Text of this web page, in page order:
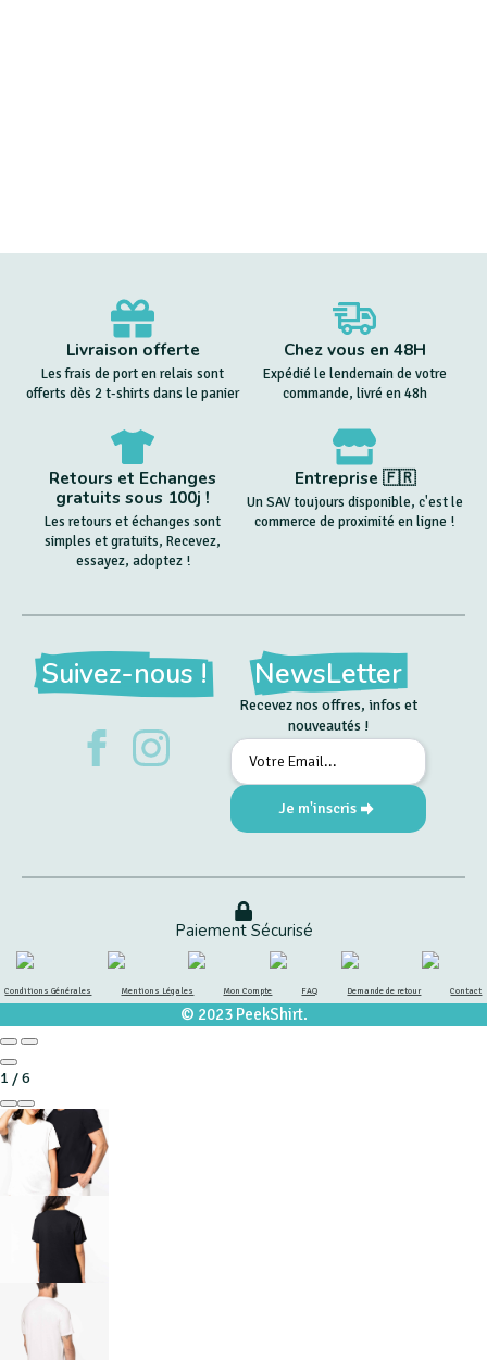
Livraison offerte
Les frais de port en relais sont
offerts dès 2 t-shirts dans le panier
Chez vous en 48H
Expédié le lendemain de votre
commande, livré en 48h
Retours et Echanges
gratuits sous 100j !
Les retours et échanges sont
simples et gratuits, Recevez,
essayez, adoptez !
Entreprise 🇫🇷
Un SAV toujours disponible, c'est le
commerce de proximité en ligne !
Suivez-nous ! NewsLetter
Recevez nos offres, infos et
nouveautés !
Email
Je m'inscris
Paiement Sécurisé
Conditions Générales Mentions Légales Mon Compte FAQ Demande de retour Contact
© 2023 PeekShirt.
1 /6